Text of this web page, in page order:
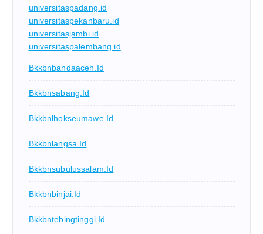
universitaspadang.id
universitaspekanbaru.id
universitasjambi.id
universitaspalembang.id
Bkkbnbandaaceh.id
Bkkbnsabang.id
Bkkbnlhokseumawe.id
Bkkbnlangsa.id
Bkkbnsubulussalam.id
Bkkbnbinjai.id
Bkkbntebingtinggi.id